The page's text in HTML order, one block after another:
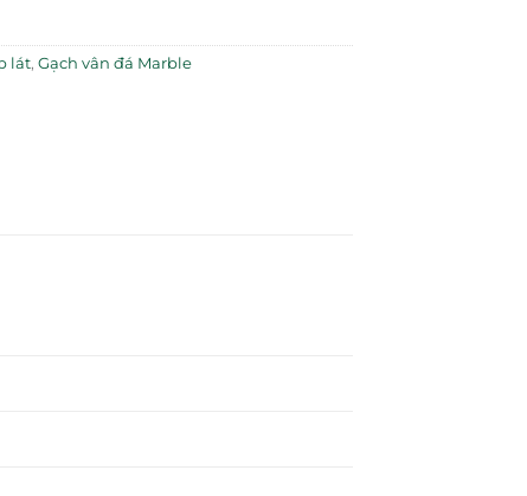
lát, Gạch vân đá Marble